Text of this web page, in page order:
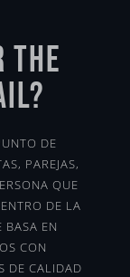
DE
PAREJAS,
QUE
DE LA
BASA EN
CON
DE CALIDAD